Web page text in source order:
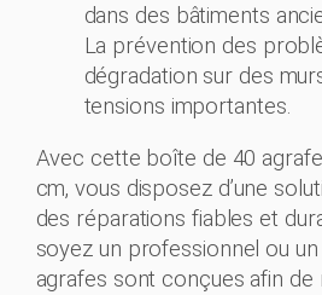
dans des bâtiments
La prévention des
dégradation sur des
tensions importantes.
Avec cette boîte de 40
cm, vous disposez d’une
des réparations fiables et
soyez un professionnel ou
agrafes sont conçues afin de